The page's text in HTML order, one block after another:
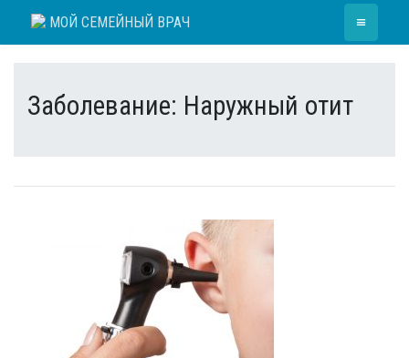
МОЙ СЕМЕЙНЫЙ ВРАЧ ≡
Заболевание: Наружный отит